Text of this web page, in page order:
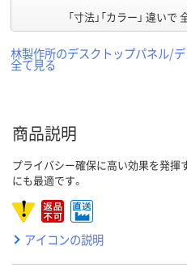
「寸法」「カラー」 違いで
林製作所のデスクトップパネル/
全て見る
商品説明
プライバシー確保に高い効果を発揮
にも最適です。
アイコンの説明